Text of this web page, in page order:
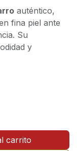
auténtico,
fina piel ante
Su
y
carrito